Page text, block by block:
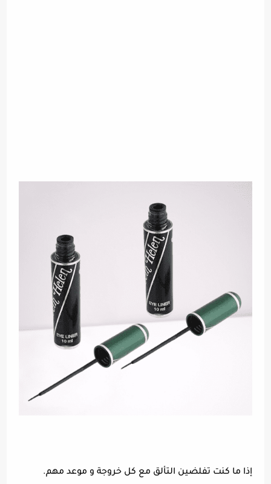
إذا ما كنت تفلضين التألق مع كل خروجة و موعد مهم.